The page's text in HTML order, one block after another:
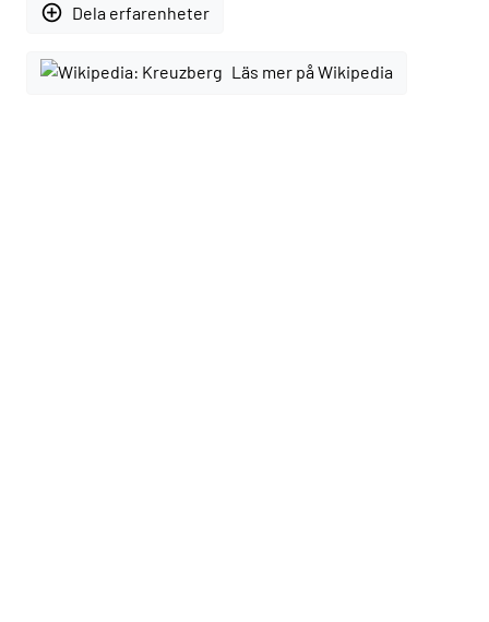
add_circle_outline Dela erfarenheter
Läs mer på Wikipedia